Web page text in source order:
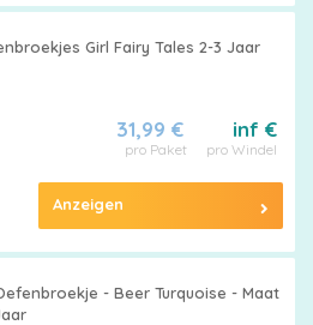
Girl Fairy Tales 2-3 Jaar
inf €
pro Windel
31,99 €
pro Paket
Anzeigen
- Beer Turquoise - Maat